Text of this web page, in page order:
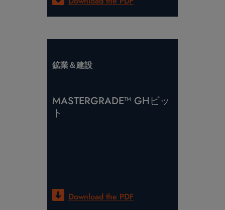
鉱業＆建設
MASTERGRADE™ GHビッ
ト
Download the PDF